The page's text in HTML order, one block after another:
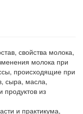
свойства молока,
молока при
происходящие при
сыра, масла,
продуктов из
и практикума,